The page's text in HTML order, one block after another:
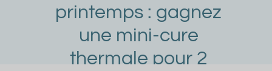
printemps : gagnez
une mini-cure
thermale pour 2